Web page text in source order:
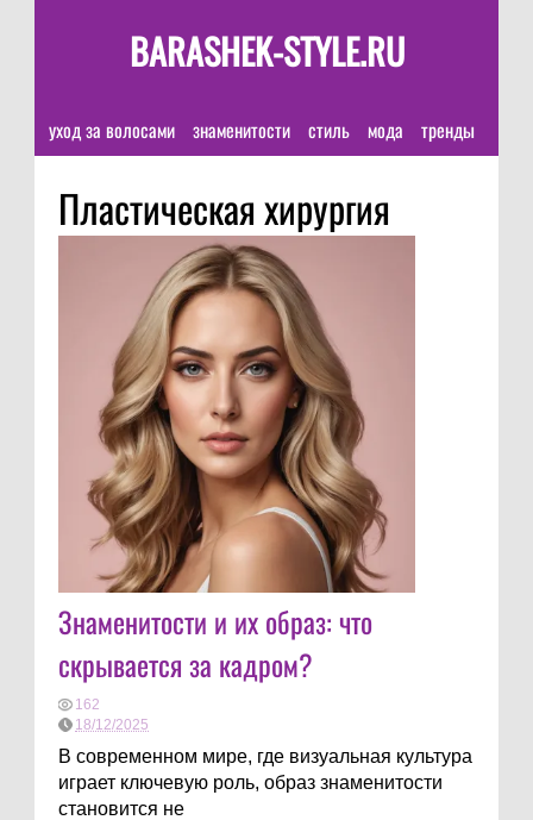
BARASHEK-STYLE.RU
уход за волосами знаменитости стиль мода тренды
Пластическая хирургия
Знаменитости и их образ: что
скрывается за кадром?
162
18/12/2025
В современном мире, где визуальная культура
играет ключевую роль, образ знаменитости
становится не